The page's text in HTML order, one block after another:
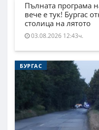
Пълната програма
вече е тук! Бургас
столица на лятото
03.08.2026 12:43ч.
БУРГАС